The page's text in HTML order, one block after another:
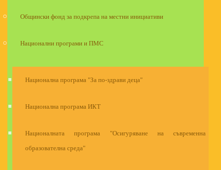
Общински фонд за подкрепа на местни инициативи
Национални програми и ПМС
Национална програма "За по-здрави деца"
Национална програма ИКТ
Националната програма "Осигуряване на съвременна
образователна среда"